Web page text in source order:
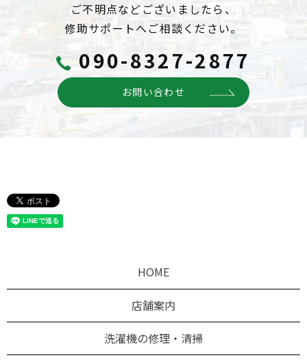
ご不明点などございましたら、
修助サポートへご相談ください。
090-8327-2877
お問い合わせ
HOME
店舗案内
洗濯機の修理・清掃